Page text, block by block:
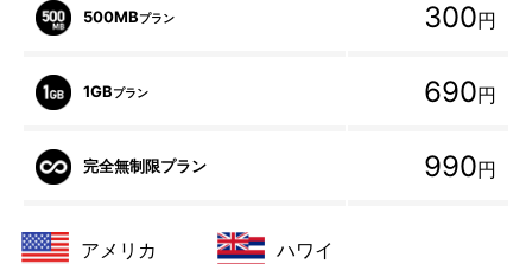
500MBプラン 300円
1GBプラン 690円
完全無制限プラン 990円
アメリカ
ハワイ